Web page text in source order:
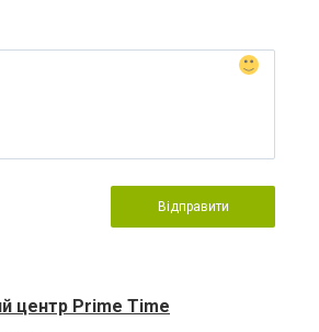
Відправити
центр Prime Time